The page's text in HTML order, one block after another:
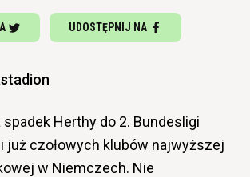
UDOSTĘPNIJ NA
Herthy do 2. Bundesligi
już czołowych klubów najwyższej
w Niemczech. Nie